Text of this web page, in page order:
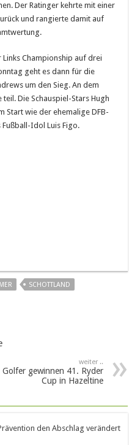
Der Ratinger kehrte mit einer
und rangierte damit auf
Championship auf drei
geht es dann für die
um den Sieg. An dem
Die Schauspiel-Stars Hugh
Start wie der ehemalige DFB-
Fußball-Idol Luis Figo.
SCHOTTLAND
weiter ..
Golfer gewinnen 41. Ryder
Cup in Hazeltine
den Abschlag verändert